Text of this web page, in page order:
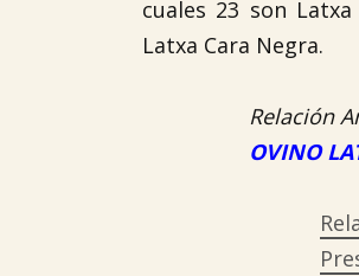
cuales 23 son
Latxa Cara Negra.
Relación
OVINO